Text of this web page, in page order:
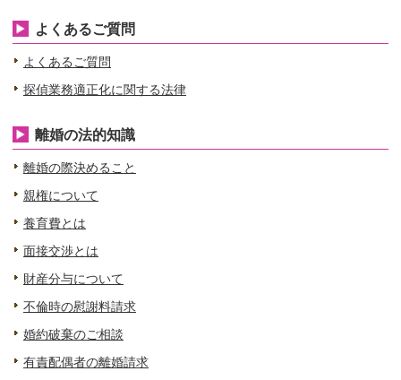
よくあるご質問
よくあるご質問
探偵業務適正化に関する法律
離婚の法的知識
離婚の際決めること
親権について
養育費とは
面接交渉とは
財産分与について
不倫時の慰謝料請求
婚約破棄のご相談
有責配偶者の離婚請求